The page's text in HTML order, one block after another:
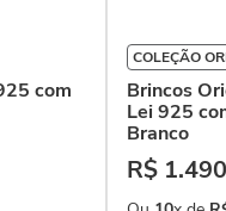
com
COLEÇÃO
Brincos
Lei 925
Branco
R$ 1.490